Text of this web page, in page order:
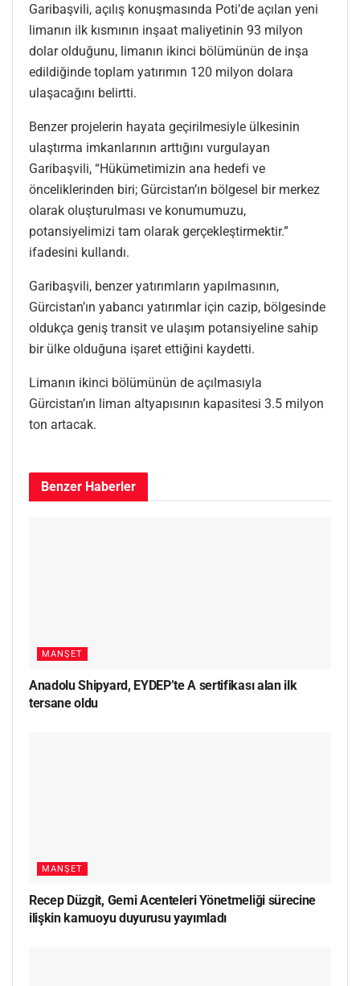
Garibaşvili, açılış konuşmasında Poti’de açılan yeni
limanın ilk kısmının inşaat maliyetinin 93 milyon
dolar olduğunu, limanın ikinci bölümünün de inşa
edildiğinde toplam yatırımın 120 milyon dolara
ulaşacağını belirtti.
Benzer projelerin hayata geçirilmesiyle ülkesinin
ulaştırma imkanlarının arttığını vurgulayan
Garibaşvili, “Hükümetimizin ana hedefi ve
önceliklerinden biri; Gürcistan’ın bölgesel bir merkez
olarak oluşturulması ve konumumuzu,
potansiyelimizi tam olarak gerçekleştirmektir.”
ifadesini kullandı.
Garibaşvili, benzer yatırımların yapılmasının,
Gürcistan’ın yabancı yatırımlar için cazip, bölgesinde
oldukça geniş transit ve ulaşım potansiyeline sahip
bir ülke olduğuna işaret ettiğini kaydetti.
Limanın ikinci bölümünün de açılmasıyla
Gürcistan’ın liman altyapısının kapasitesi 3.5 milyon
ton artacak.
Benzer Haberler
MANŞET
Anadolu Shipyard, EYDEP’te A sertifikası alan ilk
tersane oldu
MANŞET
Recep Düzgit, Gemi Acenteleri Yönetmeliği sürecine
ilişkin kamuoyu duyurusu yayımladı